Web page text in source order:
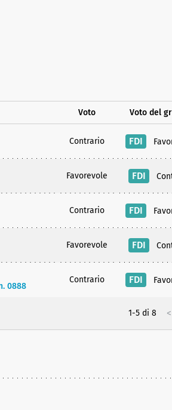
Voto Voto del
Contrario FDI
Favorevole FDI
Contrario FDI
Favorevole FDI
0888
Contrario FDI
1-5 di 8 <